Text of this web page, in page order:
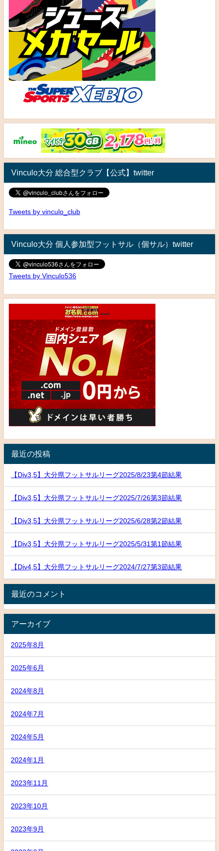
Vinculo大分 総合型クラブ【公式】twitter
Tweets by vinculo_club
Vinculo大分 個人参加型フットサル（個サル）twitter
Tweets by Vinculo536
最近の投稿
【Div3,5】大分県フットサルリーグ2025/8/23第4節結果
【Div3,5】大分県フットサルリーグ2025/7/26第3節結果
【Div3,5】大分県フットサルリーグ2025/6/28第2節結果
【Div3,5】大分県フットサルリーグ2025/5/31第1節結果
【Div4,5】大分県フットサルリーグ2024/7/27第3節結果
最近のコメント
アーカイブ
2025年8月
2025年6月
2024年8月
2024年7月
2024年5月
2024年1月
2023年11月
2023年10月
2023年9月